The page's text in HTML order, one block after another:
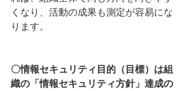
くなり、活動の成果も測定が容易にな
ります。
〇情報セキュリティ目的（目標）は組
織の「情報セキュリティ方針」達成の